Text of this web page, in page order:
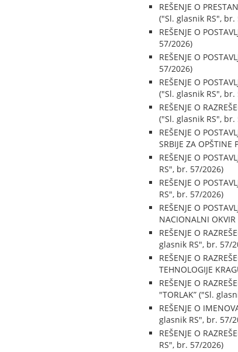
REŠENJE O
("Sl. glasnik RS", br.
REŠENJE O
57/2026)
REŠENJE O
57/2026)
REŠENJE O
("Sl. glasnik RS", br.
REŠENJE O
("Sl. glasnik RS", br.
REŠENJE O
SRBIJE ZA
REŠENJE O
RS", br. 57/2026)
REŠENJE O
RS", br. 57/2026)
REŠENJE O
NACIONALNI
REŠENJE O
glasnik RS", br. 57/
REŠENJE O
TEHNOLOGIJE
REŠENJE O
"TORLAK” ("Sl.
REŠENJE O
glasnik RS", br. 57/
REŠENJE O
RS", br. 57/2026)